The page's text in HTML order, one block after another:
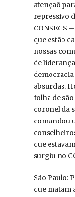
atençaõ
repressivo
CONSEGS
que estão
nossas
de
democracia
absurdas.
folha de
coronel da
comandou
que
surgiu no
São Paulo:
que matam